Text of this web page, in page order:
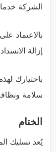
الشركة
بالاعتماد
إزالة
باختيارك
سلامة
الختام
يُعد تسليك